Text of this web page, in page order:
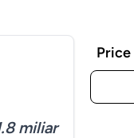
miliar
Price